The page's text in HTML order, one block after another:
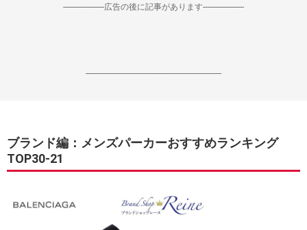
--------------------広告の後に記事があります--------------------
------------------------------------------------------------------
ブランド編：メンズパーカーおすすめランキング
TOP30-21